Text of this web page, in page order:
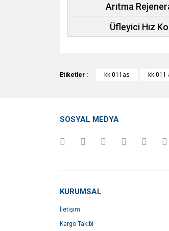
Arıtma
Üfleyici Hız
Ürün bilgilerinde hatalar
Etiketler : kk-011as kk-011
SOSYAL MEDYA
KURUMSAL
İletişim
Kargo Takibi